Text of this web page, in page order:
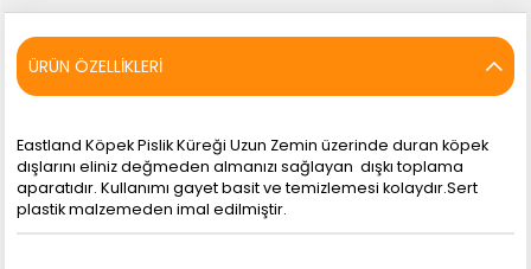
ÜRÜN ÖZELLIKLERI
Eastland Köpek Pislik Küreği Uzun Zemin üzerinde duran köpek
dışlarını eliniz değmeden almanızı sağlayan dışkı toplama
aparatıdır. Kullanımı gayet basit ve temizlemesi kolaydır.Sert
plastik malzemeden imal edilmiştir.